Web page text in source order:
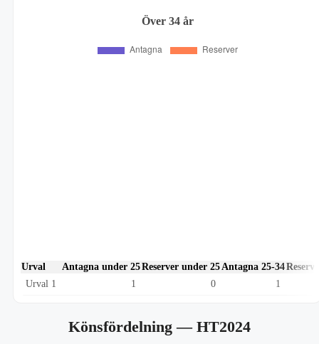
Över 34 år
Urval Antagna under 25Reserver under 25 Antagna 25-34
Urval 1
1 0 1
Könsfördelning— HT2024